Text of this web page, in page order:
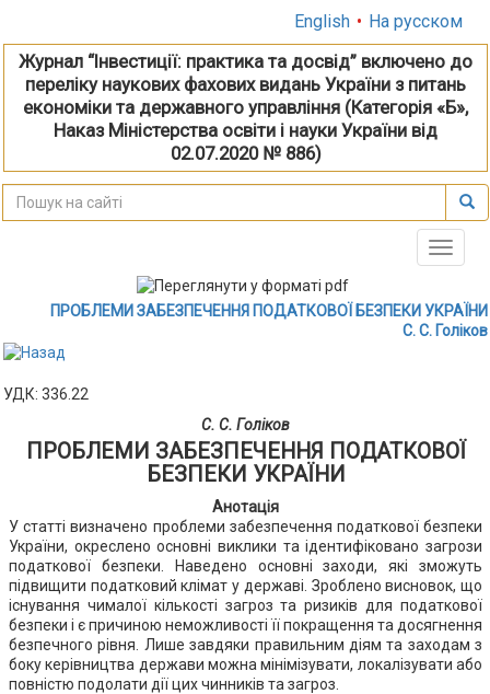
English • На русском
Журнал “Інвестиції: практика та досвід” включено до
переліку наукових фахових видань України з питань
економіки та державного управління (Категорія «Б»,
Наказ Міністерства освіти і науки України від
02.07.2020 № 886)
Toggle
ПРОБЛЕМИ ЗАБЕЗПЕЧЕННЯ ПОДАТКОВОЇ БЕЗПЕКИ УКРАЇНИ
С. С. Голіков
УДК: 336.22
С. С. Голіков
ПРОБЛЕМИ ЗАБЕЗПЕЧЕННЯ ПОДАТКОВОЇ
БЕЗПЕКИ УКРАЇНИ
Анотація
У статті визначено проблеми забезпечення податкової безпеки
України, окреслено основні виклики та ідентифіковано загрози
податкової безпеки. Наведено основні заходи, які зможуть
підвищити податковий клімат у державі. Зроблено висновок, що
існування чималої кількості загроз та ризиків для податкової
безпеки і є причиною неможливості її покращення та досягнення
безпечного рівня. Лише завдяки правильним діям та заходам з
боку керівництва держави можна мінімізувати, локалізувати або
повністю подолати дії цих чинників та загроз.